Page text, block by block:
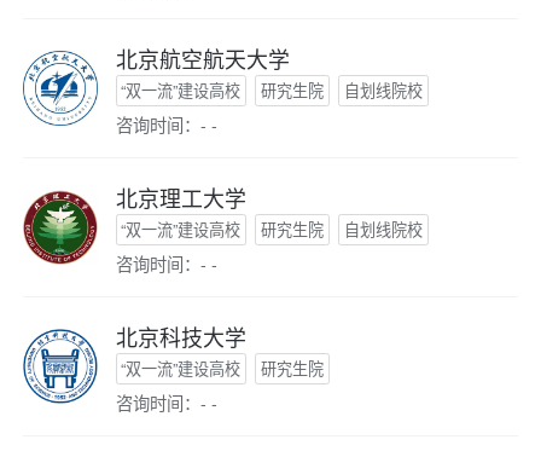
北京航空航天大学
“双一流”建设高校 研究生院 自划线院校
咨询时间：- -
北京理工大学
“双一流”建设高校 研究生院 自划线院校
咨询时间：- -
北京科技大学
“双一流”建设高校 研究生院
咨询时间：- -